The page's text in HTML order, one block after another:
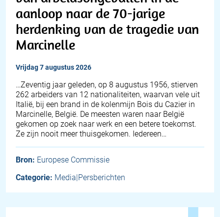
aanloop naar de 70-jarige
herdenking van de tragedie van
Marcinelle
vrijdag 7 augustus 2026
…Zeventig jaar geleden, op 8 augustus 1956, stierven
262 arbeiders van 12 nationaliteiten, waarvan vele uit
Italië, bij een brand in de kolenmijn Bois du Cazier in
Marcinelle, België. De meesten waren naar België
gekomen op zoek naar werk en een betere toekomst.
Ze zijn nooit meer thuisgekomen. Iedereen…
Bron: Europese Commissie
Categorie: Media|Persberichten